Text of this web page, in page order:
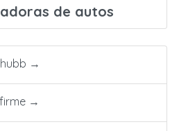
de autos
→
→